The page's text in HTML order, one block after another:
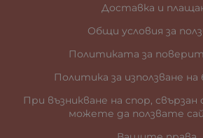
Доставка и
Общи условия за
Политиката за
Политика за използване
При възникване на спор, свързан
можете да ползвате